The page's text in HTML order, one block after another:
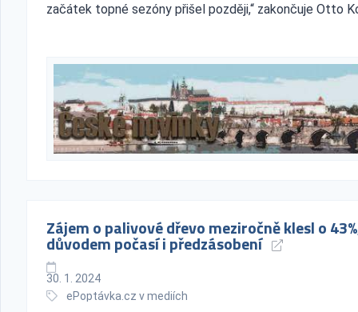
začátek topné sezóny přišel později,“ zakončuje Otto
Zájem o palivové dřevo meziročně klesl o
důvodem počasí i předzásobení
30. 1. 2024
ePoptávka.cz v mediích